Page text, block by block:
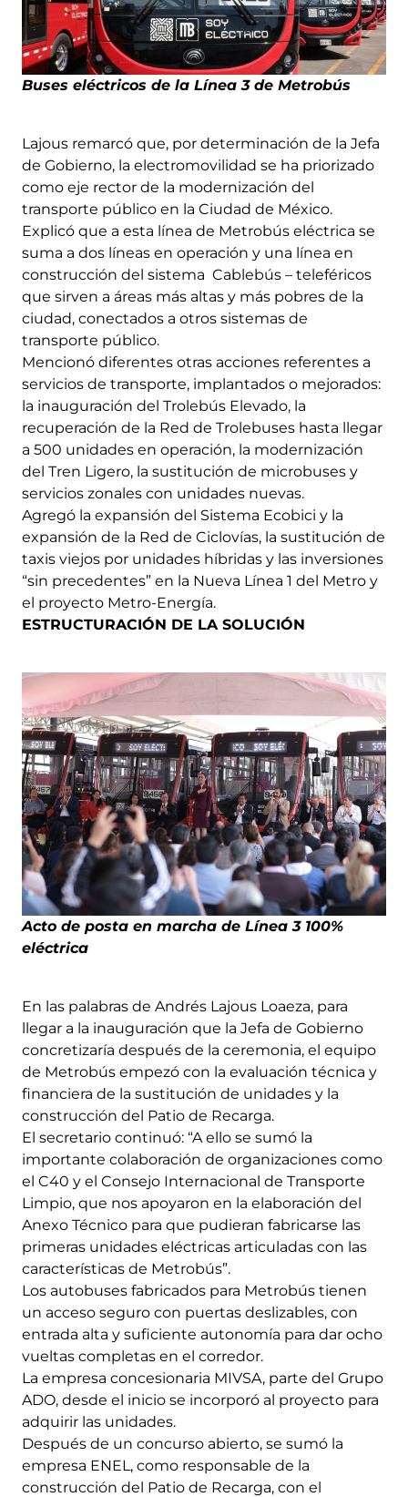
Buses eléctricos de la Línea 3 de Metrobús
Lajous remarcó que, por determinación de la Jefa
de Gobierno, la electromovilidad se ha priorizado
como eje rector de la modernización del
transporte público en la Ciudad de México.
Explicó que a esta línea de Metrobús eléctrica se
suma a dos líneas en operación y una línea en
construcción del sistema Cablebús – teleféricos
que sirven a áreas más altas y más pobres de la
ciudad, conectados a otros sistemas de
transporte público.
Mencionó diferentes otras acciones referentes a
servicios de transporte, implantados o mejorados:
la inauguración del Trolebús Elevado, la
recuperación de la Red de Trolebuses hasta llegar
a 500 unidades en operación, la modernización
del Tren Ligero, la sustitución de microbuses y
servicios zonales con unidades nuevas.
Agregó la expansión del Sistema Ecobici y la
expansión de la Red de Ciclovías, la sustitución de
taxis viejos por unidades híbridas y las inversiones
“sin precedentes” en la Nueva Línea 1 del Metro y
el proyecto Metro-Energía.
ESTRUCTURACIÓN DE LA SOLUCIÓN
Acto de posta en marcha de Línea 3 100%
eléctrica
En las palabras de Andrés Lajous Loaeza, para
llegar a la inauguración que la Jefa de Gobierno
concretizaría después de la ceremonia, el equipo
de Metrobús empezó con la evaluación técnica y
financiera de la sustitución de unidades y la
construcción del Patio de Recarga.
El secretario continuó: “A ello se sumó la
importante colaboración de organizaciones como
el C40 y el Consejo Internacional de Transporte
Limpio, que nos apoyaron en la elaboración del
Anexo Técnico para que pudieran fabricarse las
primeras unidades eléctricas articuladas con las
características de Metrobús”.
Los autobuses fabricados para Metrobús tienen
un acceso seguro con puertas deslizables, con
entrada alta y suficiente autonomía para dar ocho
vueltas completas en el corredor.
La empresa concesionaria MIVSA, parte del Grupo
ADO, desde el inicio se incorporó al proyecto para
adquirir las unidades.
Después de un concurso abierto, se sumó la
empresa ENEL, como responsable de la
construcción del Patio de Recarga, con el